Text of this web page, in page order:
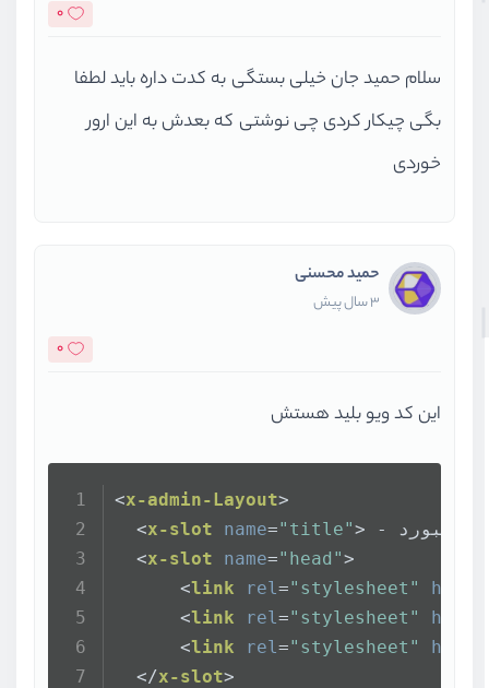
0
سلام حمید جان خیلی بستگی به کدت داره باید لطفا
بگی چیکار کردی چی نوشتی که بعدش به این ارور
خوردی
حمید محسنی
3 سال پیش
0
این کد ویو بلید هستش
<x-admin-Layout>
<x-slot name="title"> - داشبورد
<x-slot name="head">
<link rel="stylesheet" href
<link rel="stylesheet" href
<link rel="stylesheet" href
</x-slot>